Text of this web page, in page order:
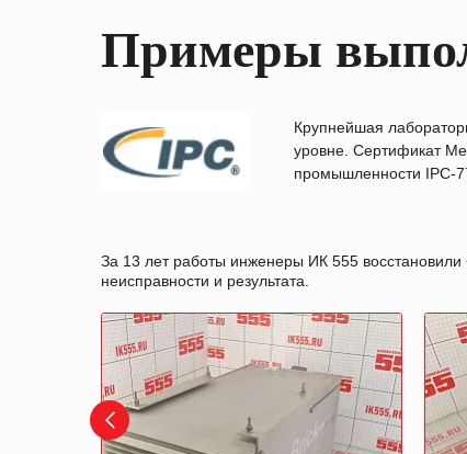
Примеры
Крупнейшая
уровне. Сертификат
промышленности IPC-
За 13 лет работы инженеры ИК 555
неисправности и результата.